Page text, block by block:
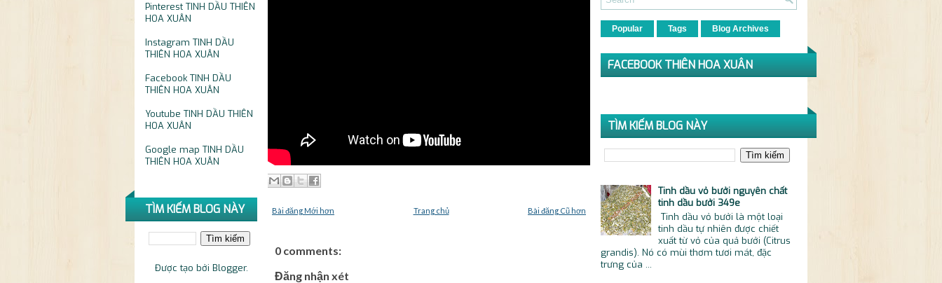
Pinterest TINH DẦU THIÊN
HOA XUÂN
Instagram TINH DẦU
THIÊN HOA XUÂN
Facebook TINH DẦU
THIÊN HOA XUÂN
Youtube TINH DẦU THIÊN
HOA XUÂN
Google map TINH DẦU
THIÊN HOA XUÂN
TÌM KIẾM BLOG NÀY
Được tạo bởi Blogger.
Bài đăng Mới hơn Bài đăng Cũ hơn
Trang chủ
0 comments:
Đăng nhận xét
Popular Tags Blog Archives
FACEBOOK THIÊN HOA XUÂN
TÌM KIẾM BLOG NÀY
Tinh dầu vỏ bưởi nguyên chất
tinh dầu bưởi 349e
Tinh dầu vỏ bưởi là một loại
tinh dầu tự nhiên được chiết
xuất từ vỏ của quả bưởi (Citrus
grandis). Nó có mùi thơm tươi mát, đặc
trưng của ...